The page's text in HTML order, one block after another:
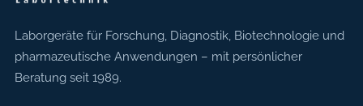
Axon Labortechnik
Laborgeräte für Forschung, Diagnostik, Biotechnologie und
pharmazeutische Anwendungen – mit persönlicher
Beratung seit 1989.